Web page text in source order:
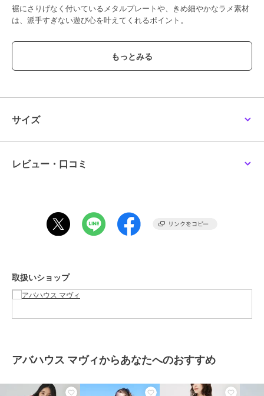
裾にさりげなく付いているメタルプレートや、きめ細やかなラメ素材
は、派手すぎない遊び心を叶えてくれるポイント。
【styling】
前を閉じてプルオーバー風に着ることで、すっきりとした品のある印
象に。
ブランド アバハウス マヴィ
ショップ
グレー、チャコールグレー、イエ
ロー
素材
商品のお取り扱い方法
サイズ
レビュー・口コミ
取扱いショップ
アバハウス マヴィからあなたへのおすすめ